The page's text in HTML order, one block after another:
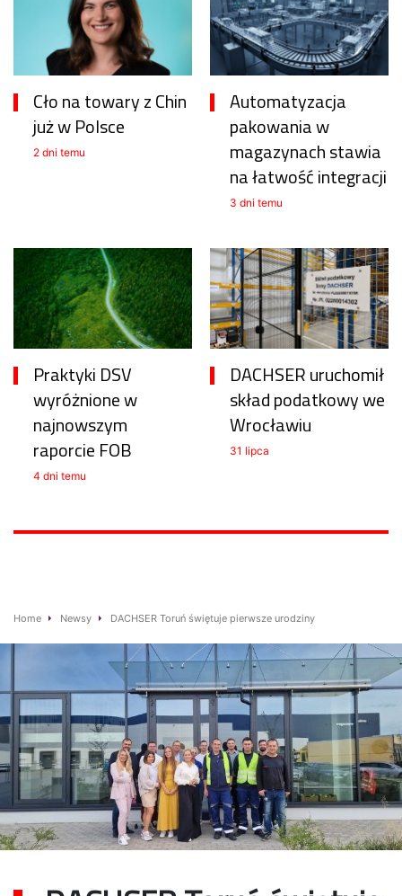
Cło na towary z Chin
już w Polsce
2 dni temu
Automatyzacja
pakowania w
magazynach stawia
na łatwość integracji
3 dni temu
Praktyki DSV
wyróżnione w
najnowszym
raporcie FOB
4 dni temu
DACHSER uruchomił
skład podatkowy we
Wrocławiu
31 lipca
Home Newsy DACHSER Toruń świętuje pierwsze urodziny